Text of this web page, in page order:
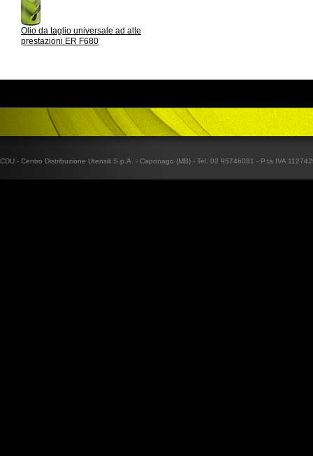
Olio da taglio universale ad alte
prestazioni ER F680
CDU - Centro Distribuzione Utensili S.p.A. - Caponago (MB) - Tel. 02 95746081 - P.ta IVA